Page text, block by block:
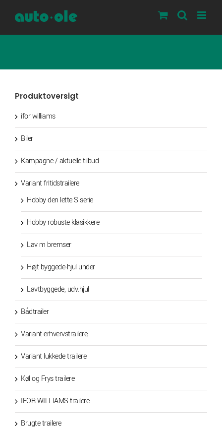
content
Produktoversigt
ifor williams
Biler
Kampagne / aktuelle tilbud
Variant fritidstrailere
Hobby den lette S serie
Hobby robuste klasikkere
Lav m bremser
Højt byggede-hjul under
Lavtbyggede, udv.hjul
Bådtrailer
Variant erhvervstrailere,
Variant lukkede trailere
Køl og Frys trailere
IFOR WILLIAMS trailere
Brugte trailere